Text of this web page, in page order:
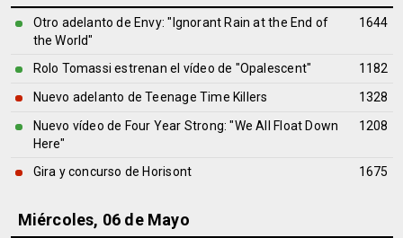
Otro adelanto de Envy: "Ignorant Rain at the End of
the World"
1644
Rolo Tomassi estrenan el vídeo de "Opalescent"
1182
Nuevo adelanto de Teenage Time Killers
1328
Nuevo vídeo de Four Year Strong: "We All Float Down
Here"
1208
Gira y concurso de Horisont 1675
Miércoles, 06 de Mayo